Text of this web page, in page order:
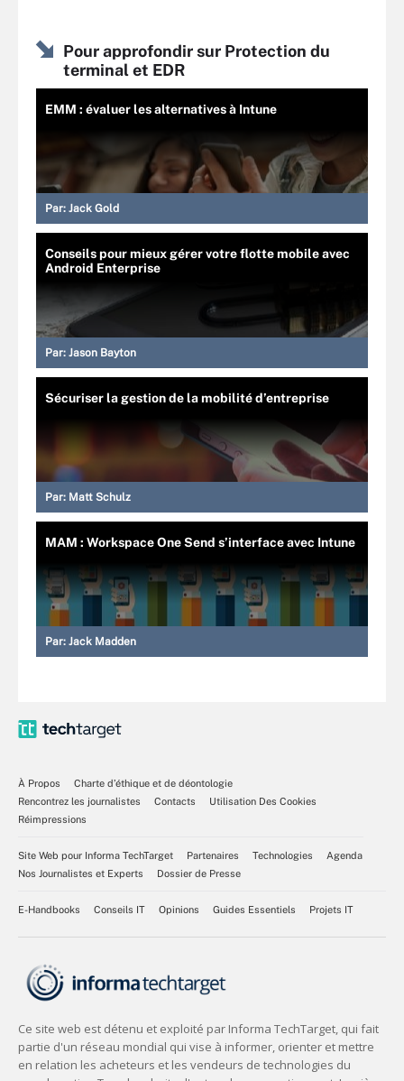
Pour approfondir sur Protection du
terminal et EDR
EMM : évaluer les alternatives à Intune
Par: Jack Gold
Conseils pour mieux gérer votre flotte mobile avec
Android Enterprise
Par: Jason Bayton
Sécuriser la gestion de la mobilité d’entreprise
Par: Matt Schulz
MAM : Workspace One Send s’interface avec Intune
Par: Jack Madden
À Propos
Charte d’éthique et de déontologie
Rencontrez les journalistes
Contacts
Utilisation Des Cookies
Réimpressions
Site Web pour Informa TechTarget Partenaires Technologies
Agenda
Nos Journalistes et Experts
Dossier de Presse
E-Handbooks Conseils IT Opinions Guides Essentiels Projets IT